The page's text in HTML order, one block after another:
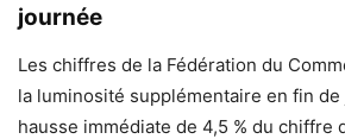
journée
Les chiffres de la Fédération du
la luminosité supplémentaire en fin
hausse immédiate de 4,5 % du chiffre